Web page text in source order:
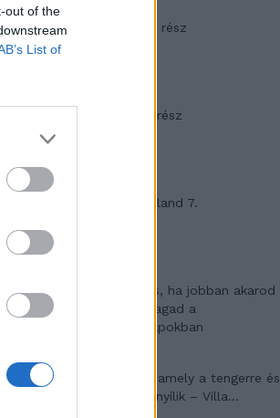
out of the
List of
Minka 10. rész
Minka 9. rész
Máltai kaland 7.
10 tanács, ha jobban akarod
érezni magad a
hétköznapokban
Egy ház, amely a tengerre és
a fényre nyílik – Villa...